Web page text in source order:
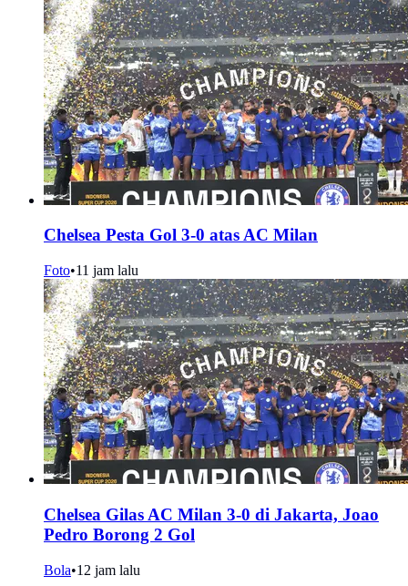
Chelsea Pesta Gol 3-0 atas AC Milan
Foto•11 jam lalu
Chelsea Gilas AC Milan 3-0 di Jakarta, Joao
Pedro Borong 2 Gol
Bola•12 jam lalu